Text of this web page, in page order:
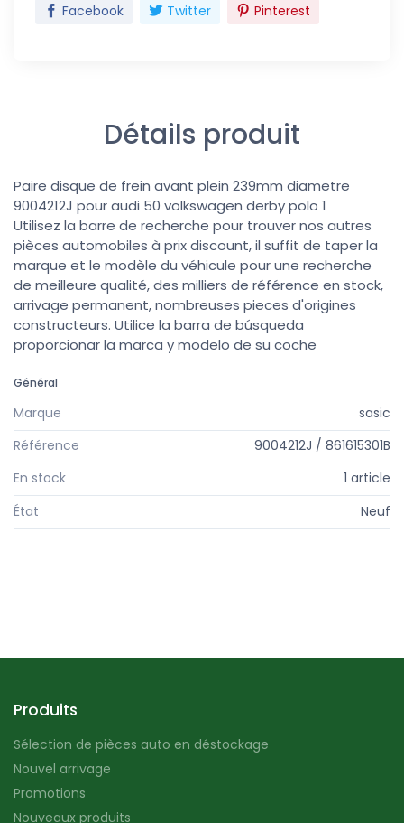
Facebook Twitter Pinterest
Détails produit
Paire disque de frein avant plein 239mm diametre
9004212J pour audi 50 volkswagen derby polo 1
Utilisez la barre de recherche pour trouver nos autres
pièces automobiles à prix discount, il suffit de taper la
marque et le modèle du véhicule pour une recherche
de meilleure qualité, des milliers de référence en stock,
arrivage permanent, nombreuses pieces d'origines
constructeurs. Utilice la barra de búsqueda
proporcionar la marca y modelo de su coche
Général
Marque
sasic
Référence
9004212J / 861615301B
En stock
1 article
État
Neuf
Produits
Sélection de pièces auto en déstockage
Nouvel arrivage
Promotions
Nouveaux produits